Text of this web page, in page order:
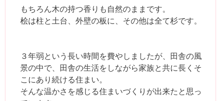
もちろん木の持つ香りも自然のままです。
桧は柱と土台、外壁の板に、その他は全て杉です。
３年弱という長い時間を費やしましたが、田舎の風
景の中で、田舎の生活をしながら家族と共に長くそ
こにあり続ける住まい。
そんな温かさを感じる住まいづくりが出来たと思っ